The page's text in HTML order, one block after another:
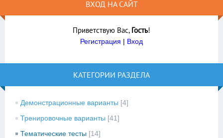
ВХОД НА САЙТ
Приветствую Вас, Гость!
Регистрация | Вход
КАТЕГОРИИ РАЗДЕЛА
Демонстрационные варианты [4]
Тренировочные варианты [41]
Тематические тесты [14]